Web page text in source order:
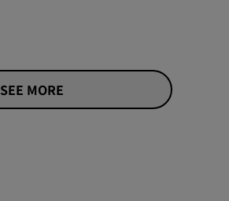
SEE MORE